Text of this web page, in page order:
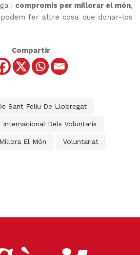
i compromís per millorar el món,
fer altre cosa que donar-los
Compartir
Sant Feliu De Llobregat
Internacional Dels Voluntaris
El Món Voluntariat